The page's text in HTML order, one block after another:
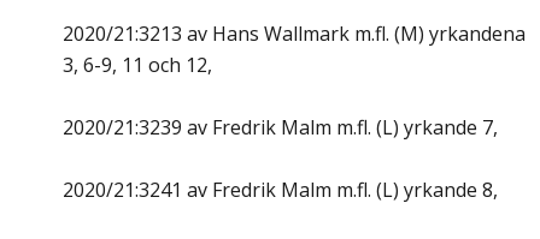
2020/21:3213 av Hans Wallmark m.fl. (M) yrkandena
3, 6-9, 11 och 12,
2020/21:3239 av Fredrik Malm m.fl. (L) yrkande 7,
2020/21:3241 av Fredrik Malm m.fl. (L) yrkande 8,